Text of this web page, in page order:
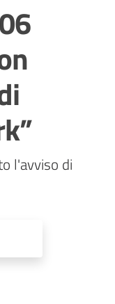
l'avviso di